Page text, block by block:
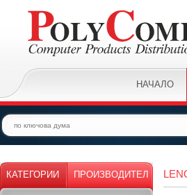
НАЧАЛО
КАТЕГОРИИ ПРОИЗВОДИТЕЛ